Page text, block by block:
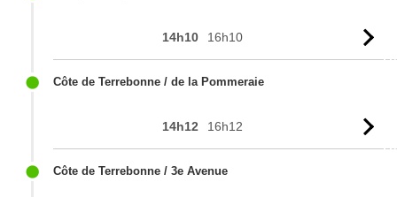
14h10 16h10
Côte de Terrebonne / de la Pommeraie
14h12 16h12
Côte de Terrebonne / 3e Avenue